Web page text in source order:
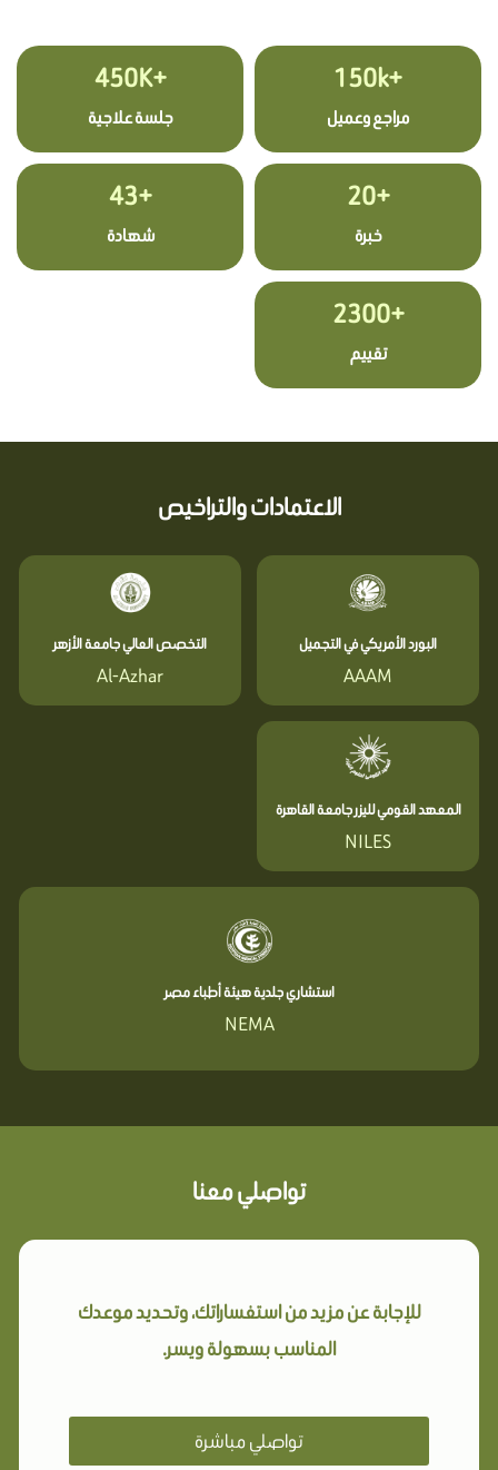
+150k
مراجع وعميل
+450K
جلسة علاجية
+20
خبرة
+43
شهادة
+2300
تقييم
الاعتمادات والتراخيص
البورد الأمريكي في التجميل
AAAM
التخصص العالي جامعة الأزهر
Al-Azhar
المعهد القومي لليزر جامعة القاهرة
NILES
استشاري جلدية هيئة أطباء مصر
NEMA
تواصلي معنا
للإجابة عن مزيد من استفساراتك، وتحديد موعدك
المناسب بسهولة ويسر.
تواصلي مباشرة